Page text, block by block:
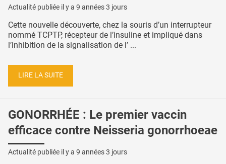
Actualité publiée il y a 9 années 3 jours
Cette nouvelle découverte, chez la souris d’un interrupteur
nommé TCPTP, récepteur de l’insuline et impliqué dans
l’inhibition de la signalisation de l’ ...
LIRE LA SUITE
GONORRHÉE : Le premier vaccin
efficace contre Neisseria gonorrhoeae
Actualité publiée il y a 9 années 3 jours